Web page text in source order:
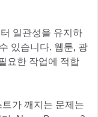
일관성을 유지하
있습니다. 웹툰, 광
요한 작업에 적합
가 깨지는 문제는